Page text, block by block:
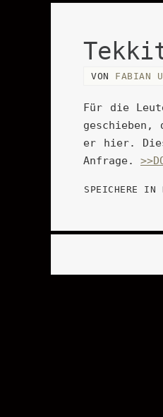
VON FABIAN
Für die
er hier.
Anfrage.
SPEICHERE IN